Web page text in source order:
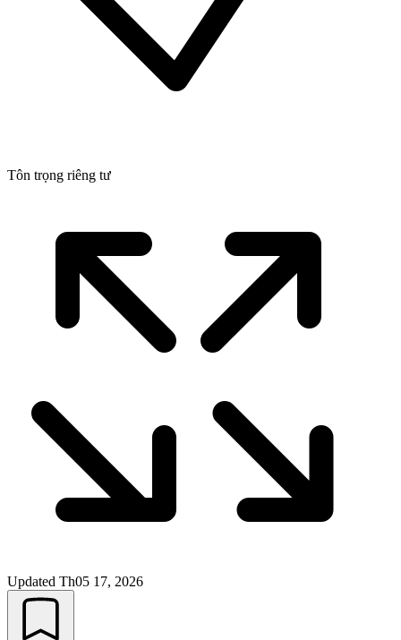
Tôn trọng riêng tư
Updated Th05 17, 2026